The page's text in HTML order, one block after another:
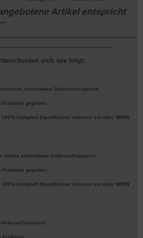
Artikel entspricht
sich wie folgt:
erkennbare Gebrauchsspuren.
gegeben.
komplett (Handbücher müssen evt über WWW
kleine erkennbare Gebrauchsspuren.
gegeben.
komplett (Handbücher müssen evt über WWW
Funktion